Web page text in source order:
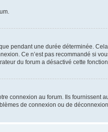
pendant une durée déterminée.
Ce n’est pas recommandé si
du forum a désactivé cette
connexion au forum. Ils fournissent
de connexion ou de